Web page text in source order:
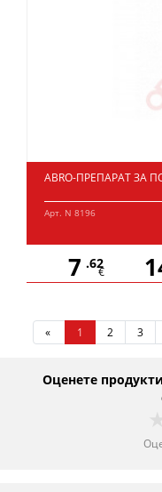
ABRO-ПРЕПАРАТ ЗА
Арт. N 8196
7 .62
€
« 1 2 3
Оценете